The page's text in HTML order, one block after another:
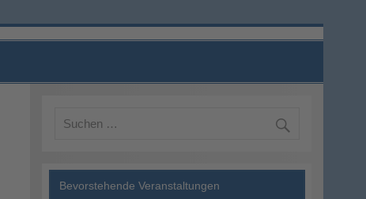
Bevorstehende Veranstaltungen